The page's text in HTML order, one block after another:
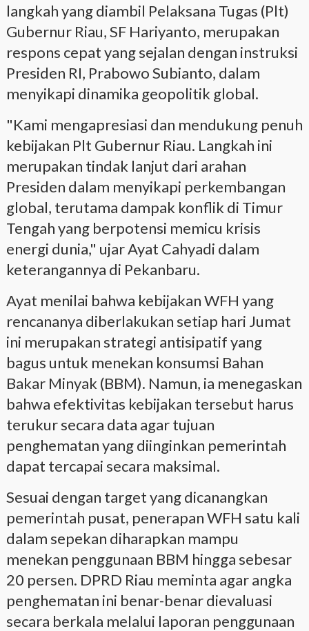
langkah yang diambil Pelaksana Tugas (Plt)
Gubernur Riau, SF Hariyanto, merupakan
respons cepat yang sejalan dengan instruksi
Presiden RI, Prabowo Subianto, dalam
menyikapi dinamika geopolitik global.
"Kami mengapresiasi dan mendukung penuh
kebijakan Plt Gubernur Riau. Langkah ini
merupakan tindak lanjut dari arahan
Presiden dalam menyikapi perkembangan
global, terutama dampak konflik di Timur
Tengah yang berpotensi memicu krisis
energi dunia," ujar Ayat Cahyadi dalam
keterangannya di Pekanbaru.
Ayat menilai bahwa kebijakan WFH yang
rencananya diberlakukan setiap hari Jumat
ini merupakan strategi antisipatif yang
bagus untuk menekan konsumsi Bahan
Bakar Minyak (BBM). Namun, ia menegaskan
bahwa efektivitas kebijakan tersebut harus
terukur secara data agar tujuan
penghematan yang diinginkan pemerintah
dapat tercapai secara maksimal.
Sesuai dengan target yang dicanangkan
pemerintah pusat, penerapan WFH satu kali
dalam sepekan diharapkan mampu
menekan penggunaan BBM hingga sebesar
20 persen. DPRD Riau meminta agar angka
penghematan ini benar-benar dievaluasi
secara berkala melalui laporan penggunaan